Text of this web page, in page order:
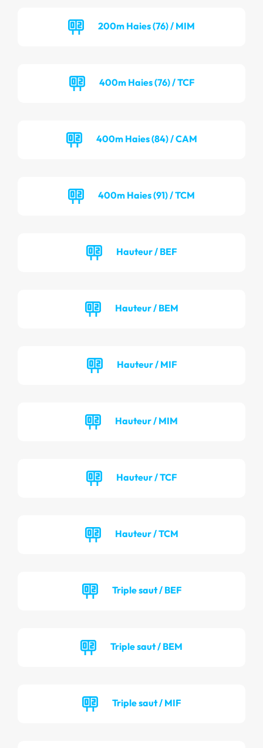
200m Haies (76) / MIM
400m Haies (76) / TCF
400m Haies (84) / CAM
400m Haies (91) / TCM
Hauteur / BEF
Hauteur / BEM
Hauteur / MIF
Hauteur / MIM
Hauteur / TCF
Hauteur / TCM
Triple saut / BEF
Triple saut / BEM
Triple saut / MIF